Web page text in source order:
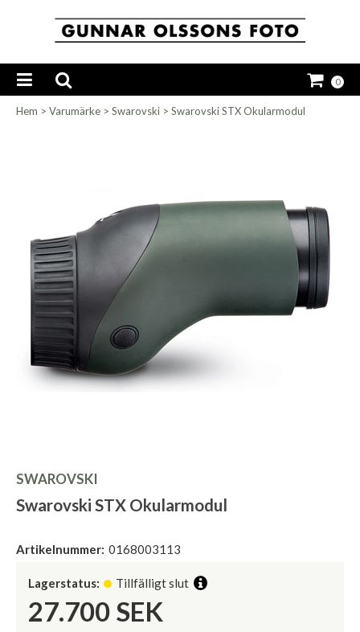
0
Hem > Varumärke > Swarovski > Swarovski STX Okularmodul
SWAROVSKI
Swarovski STX Okularmodul
Artikelnummer: 0168003113
Lagerstatus: Tillfälligt slut
27.700 SEK